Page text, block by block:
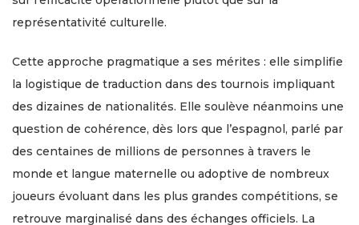
représentativité culturelle.
Cette approche pragmatique a ses mérites : elle simplifie
la logistique de traduction dans des tournois impliquant
des dizaines de nationalités. Elle soulève néanmoins une
question de cohérence, dès lors que l’espagnol, parlé par
des centaines de millions de personnes à travers le
monde et langue maternelle ou adoptive de nombreux
joueurs évoluant dans les plus grandes compétitions, se
retrouve marginalisé dans des échanges officiels. La